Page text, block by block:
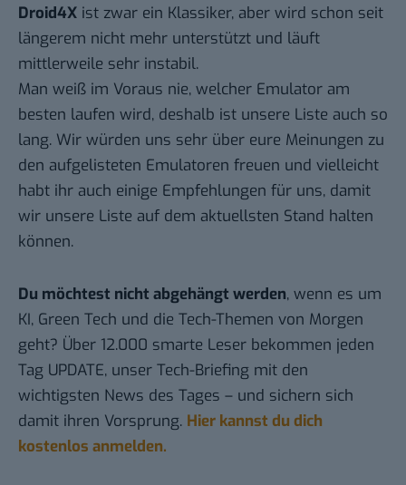
Droid4X ist zwar ein Klassiker, aber wird schon seit
längerem nicht mehr unterstützt und läuft
mittlerweile sehr instabil.
Man weiß im Voraus nie, welcher Emulator am
besten laufen wird, deshalb ist unsere Liste auch so
lang. Wir würden uns sehr über eure Meinungen zu
den aufgelisteten Emulatoren freuen und vielleicht
habt ihr auch einige Empfehlungen für uns, damit
wir unsere Liste auf dem aktuellsten Stand halten
können.
Du möchtest nicht abgehängt werden, wenn es um
KI, Green Tech und die Tech-Themen von Morgen
geht? Über 12.000 smarte Leser bekommen jeden
Tag UPDATE, unser Tech-Briefing mit den
wichtigsten News des Tages – und sichern sich
damit ihren Vorsprung. Hier kannst du dich
kostenlos anmelden.